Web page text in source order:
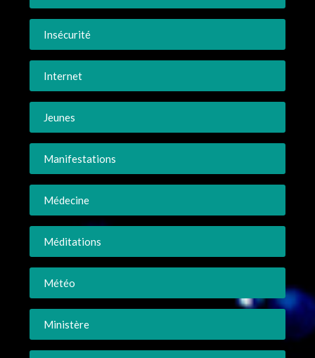
Insécurité
Internet
Jeunes
Manifestations
Médecine
Méditations
Météo
Ministère